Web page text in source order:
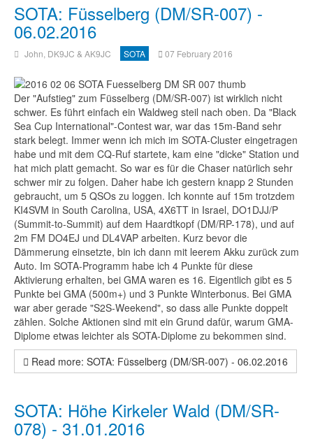
SOTA: Füsselberg (DM/SR-007) -
06.02.2016
John, DK9JC & AK9JC SOTA 07 February 2016
Der "Aufstieg" zum Füsselberg (DM/SR-007) ist wirklich nicht
schwer. Es führt einfach ein Waldweg steil nach oben. Da "Black
Sea Cup International"-Contest war, war das 15m-Band sehr
stark belegt. Immer wenn ich mich im SOTA-Cluster eingetragen
habe und mit dem CQ-Ruf startete, kam eine "dicke" Station und
hat mich platt gemacht. So war es für die Chaser natürlich sehr
schwer mir zu folgen. Daher habe ich gestern knapp 2 Stunden
gebraucht, um 5 QSOs zu loggen. Ich konnte auf 15m trotzdem
KI4SVM in South Carolina, USA, 4X6TT in Israel, DO1DJJ/P
(Summit-to-Summit) auf dem Haardtkopf (DM/RP-178), und auf
2m FM DO4EJ und DL4VAP arbeiten. Kurz bevor die
Dämmerung einsetzte, bin ich dann mit leerem Akku zurück zum
Auto. Im SOTA-Programm habe ich 4 Punkte für diese
Aktivierung erhalten, bei GMA waren es 16. Eigentlich gibt es 5
Punkte bei GMA (500m+) und 3 Punkte Winterbonus. Bei GMA
war aber gerade "S2S-Weekend", so dass alle Punkte doppelt
zählen. Solche Aktionen sind mit ein Grund dafür, warum GMA-
Diplome etwas leichter als SOTA-Diplome zu bekommen sind.
Read more: SOTA: Füsselberg (DM/SR-007) - 06.02.2016
SOTA: Höhe Kirkeler Wald (DM/SR-
078) - 31.01.2016